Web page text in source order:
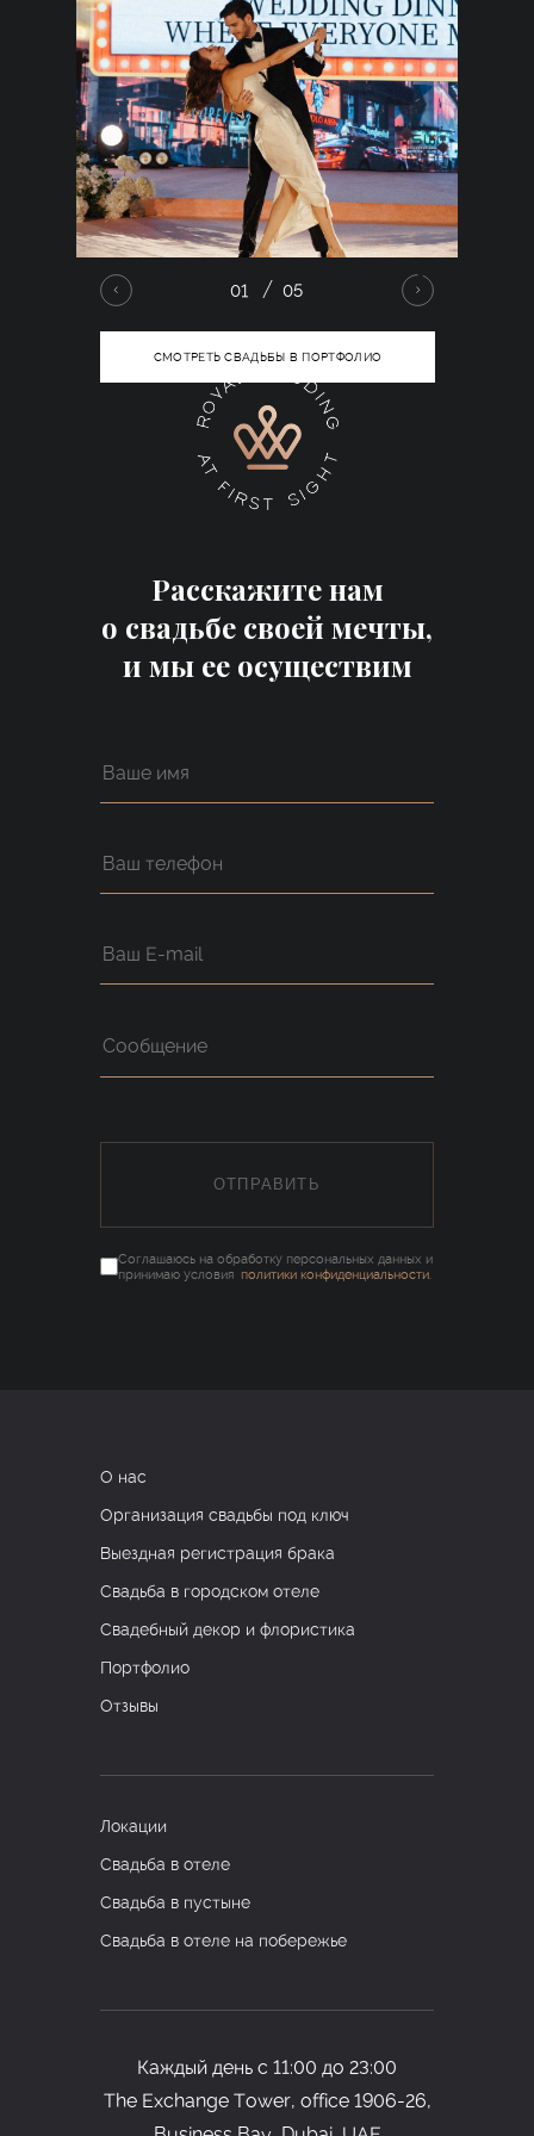
01 05
СМОТРЕТЬ СВАДЬБЫ В ПОРТФОЛИО
Расскажите нам
о свадьбе своей мечты,
и мы ее осуществим
ОТПРАВИТЬ
Соглашаюсь на обработку персональных данных и
принимаю условия политики конфиденциальности
О нас
Организация свадьбы под ключ
Выездная регистрация брака
Свадьба в городском отеле
Свадебный декор и флористика
Портфолио
Отзывы
Локации
Свадьба в отеле
Свадьба в пустыне
Свадьба в отеле на побережье
Каждый день с 11:00 до 23:00
The Exchange Tower, office 1906-26,